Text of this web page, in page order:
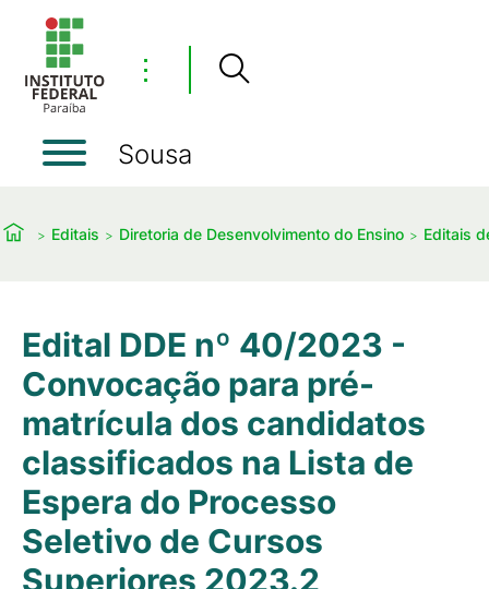
⋮
Sousa
Editais Diretoria de Desenvolvimento do Ensino Editais
Edital DDE nº 40/2023 -
Convocação para pré-
matrícula dos candidatos
classificados na Lista de
Espera do Processo
Seletivo de Cursos
Superiores 2023.2